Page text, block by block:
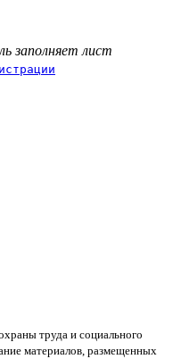
заполняет лист
труда и социального
материалов, размещенных